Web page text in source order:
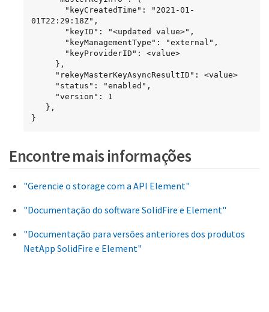
01T22:29:18Z",
}
Encontre mais informações
"Gerencie o storage com a API Element"
"Documentação do software SolidFire e Element"
"Documentação para versões anteriores dos produtos
NetApp SolidFire e Element"